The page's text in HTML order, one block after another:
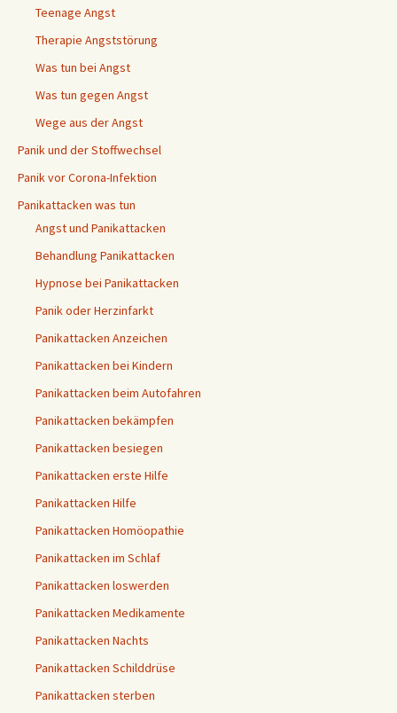
Teenage Angst
Therapie Angststörung
Was tun bei Angst
Was tun gegen Angst
Wege aus der Angst
Panik und der Stoffwechsel
Panik vor Corona-Infektion
Panikattacken was tun
Angst und Panikattacken
Behandlung Panikattacken
Hypnose bei Panikattacken
Panik oder Herzinfarkt
Panikattacken Anzeichen
Panikattacken bei Kindern
Panikattacken beim Autofahren
Panikattacken bekämpfen
Panikattacken besiegen
Panikattacken erste Hilfe
Panikattacken Hilfe
Panikattacken Homöopathie
Panikattacken im Schlaf
Panikattacken loswerden
Panikattacken Medikamente
Panikattacken Nachts
Panikattacken Schilddrüse
Panikattacken sterben